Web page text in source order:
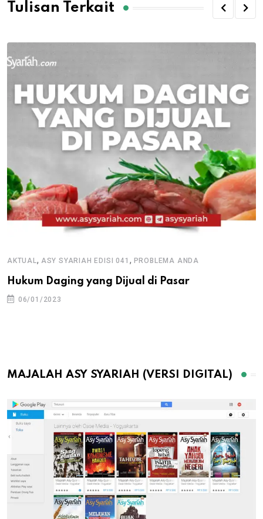
Tulisan Terkait
AKTUAL, ASY SYARIAH EDISI 041 , PROBLEMA ANDA
Hukum Daging yang Dijual di Pasar
06/01/2023
MAJALAH ASY SYARIAH (VERSI DIGITAL)